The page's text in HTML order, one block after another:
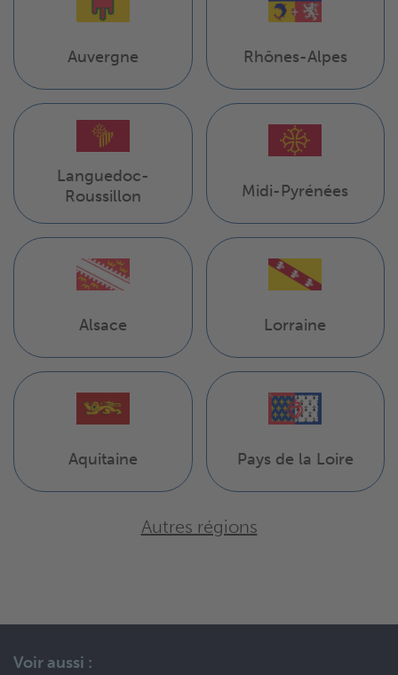
Auvergne Rhônes-Alpes
Languedoc-
Roussillon
Midi-Pyrénées
Alsace Lorraine
Aquitaine Pays de la Loire
Autres régions
Voir aussi :